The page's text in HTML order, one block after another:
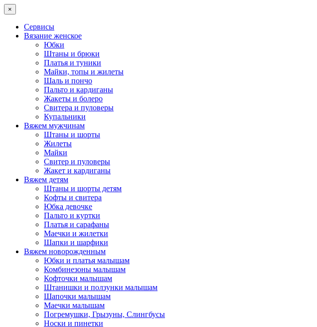
×
Сервисы
Вязание женское
Юбки
Штаны и брюки
Платья и туники
Майки, топы и жилеты
Шаль и пончо
Пальто и кардиганы
Жакеты и болеро
Свитера и пуловеры
Купальники
Вяжем мужчинам
Штаны и шорты
Жилеты
Майки
Свитер и пуловеры
Жакет и кардиганы
Вяжем детям
Штаны и шорты детям
Кофты и свитера
Юбка девочке
Пальто и куртки
Платья и сарафаны
Маечки и жилетки
Шапки и шарфики
Вяжем новорожденным
Юбки и платья малышам
Комбинезоны малышам
Кофточки малышам
Штанишки и ползунки малышам
Шапочки малышам
Маечки малышам
Погремушки, Грызуны, Слингбусы
Носки и пинетки